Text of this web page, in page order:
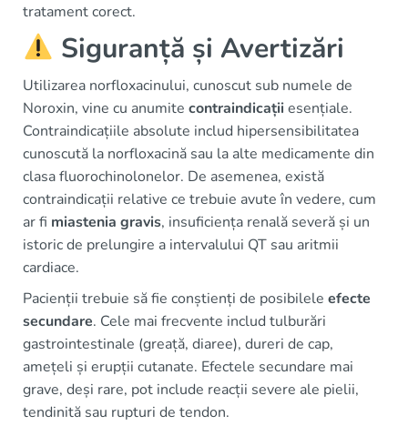
tratament corect.
Siguranță și Avertizări
Utilizarea norfloxacinului, cunoscut sub numele de
Noroxin, vine cu anumite contraindicațiiesențiale.
Contraindicațiile absolute includ hipersensibilitatea
cunoscută la norfloxacină sau la alte medicamente din
clasa fluorochinolonelor. De asemenea, există
contraindicații relative ce trebuie avute în vedere, cum
ar fi miastenia gravis, insuficiența renală severă și un
istoric de prelungire a intervalului QT sau aritmii
cardiace.
Pacienții trebuie să fie conștienți de posibilele efecte
secundare. Cele mai frecvente includ tulburări
gastrointestinale (greață, diaree), dureri de cap,
amețeli și erupții cutanate. Efectele secundare mai
grave, deși rare, pot include reacții severe ale pielii,
tendinită sau rupturi de tendon.